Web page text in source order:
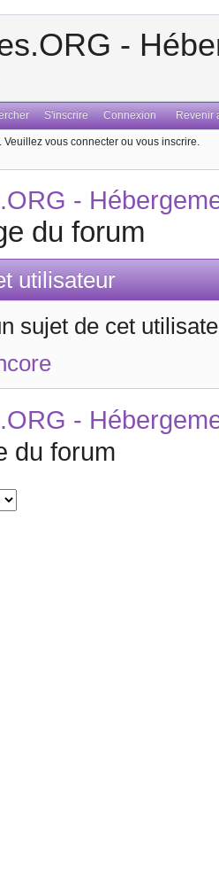
-
S'inscrire Connexion Revenir
Veuillez vous connecter ou vous inscrire.
-
du forum
utilisateur
sujet de cet
-
du forum